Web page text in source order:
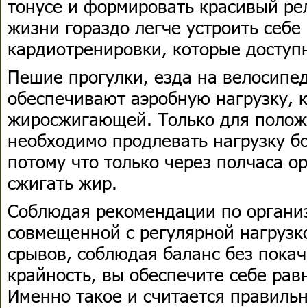
тонусе и формировать красивый
жизни гораздо легче устроить
кардиотренировки, которые
Пешие прогулки, езда на
обеспечивают аэробную нагрузку,
жиросжигающей. Только для
необходимо продлевать нагрузку
потому что только через полчаса
сжигать жир.
Соблюдая рекомендации по
совмещенной с регулярной
срывов, соблюдая баланс без
крайность, вы обеспечите себе
Именно такое и считается